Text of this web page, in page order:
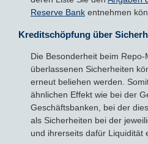
Reserve Bank entnehmen
Kreditschöpfung über
Die Besonderheit beim
überlassenen Sicherheiten
erneut beliehen werden.
ähnlichen Effekt wie bei der
Geschäftsbanken, bei der
als Sicherheiten bei der
und ihrerseits dafür Liquidität